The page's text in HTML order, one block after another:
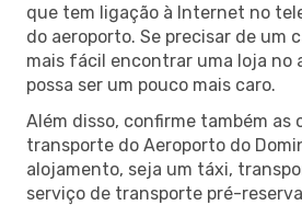
que tem ligação à Internet no
do aeroporto. Se precisar de um
mais fácil encontrar uma loja no
possa ser um pouco mais caro.
Além disso, confirme também as
transporte do Aeroporto do
alojamento, seja um táxi,
serviço de transporte pré-